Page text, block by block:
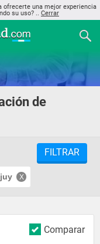
una mejor experiencia
su uso? .. Cerrar
de
FILTRAR
Comparar